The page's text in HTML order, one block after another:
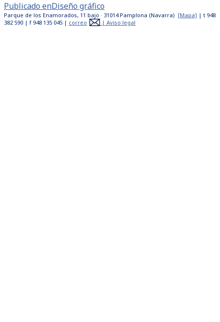
Publicado enDiseño gráfico
Parque de los Enamorados, 11 bajo · 31014 Pamplona (Navarra) [Mapa] | t 948
382 590 | f 948 135 045 | correo | Aviso legal